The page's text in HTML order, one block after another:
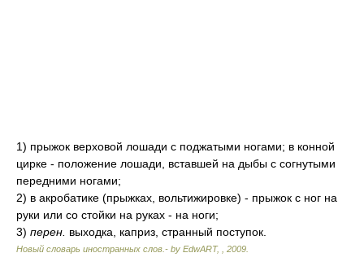
1) прыжок верховой лошади с поджатыми ногами; в конной
цирке - положение лошади, вставшей на дыбы с согнутыми
передними ногами;
2) в акробатике (прыжках, вольтижировке) - прыжок с ног на
руки или со стойки на руках - на ноги;
3) перен. выходка, каприз, странный поступок.
Новый словарь иностранных слов.- by EdwART, 2009